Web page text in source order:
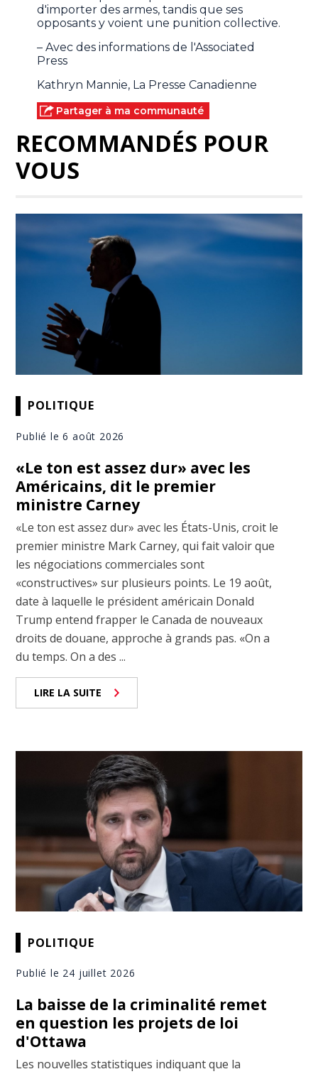
d'importer des armes, tandis que ses
opposants y voient une punition collective.
– Avec des informations de l'Associated
Press
Kathryn Mannie, La Presse Canadienne
Partager à ma communauté
RECOMMANDÉS POUR
VOUS
POLITIQUE
Publié le 6 août 2026
«Le ton est assez dur» avec les
Américains, dit le premier
ministre Carney
«Le ton est assez dur» avec les États-Unis, croit le
premier ministre Mark Carney, qui fait valoir que
les négociations commerciales sont
«constructives» sur plusieurs points. Le 19 août,
date à laquelle le président américain Donald
Trump entend frapper le Canada de nouveaux
droits de douane, approche à grands pas. «On a
du temps. On a des ...
LIRE LA SUITE
POLITIQUE
Publié le 24 juillet 2026
La baisse de la criminalité remet
en question les projets de loi
d'Ottawa
Les nouvelles statistiques indiquant que la